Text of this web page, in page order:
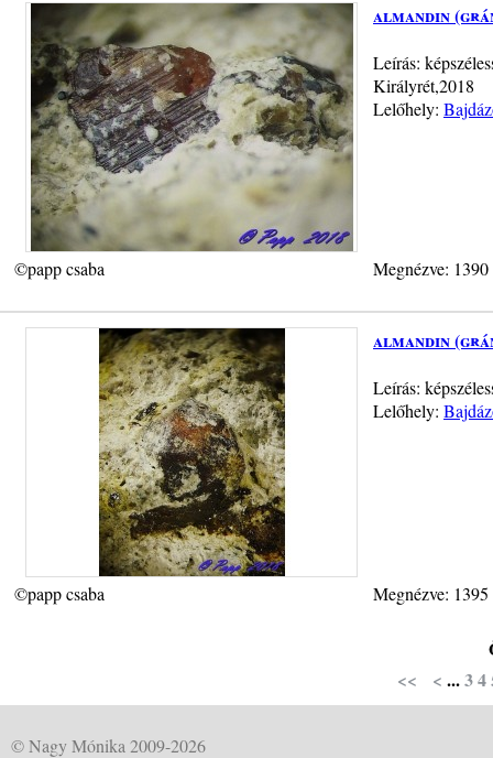
almandin
Leírás:
Királyrét,2018
Lelőhely:
©papp csaba Megnézve:
almandin
Leírás:
Lelőhely:
©papp csaba Megnézve:
<<
< ...34
© Nagy Mónika 2009-2026